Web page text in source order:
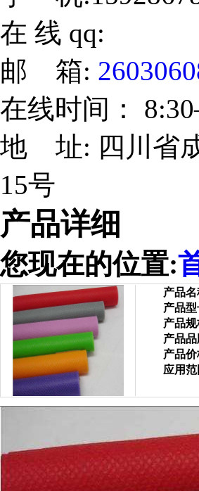
在 线 qq:
邮 箱:
在线时间：
地 址: 四川省
15号
产品详细
您现在的位置:
产品名
产品型
产品规
产品品
产品价
应用范